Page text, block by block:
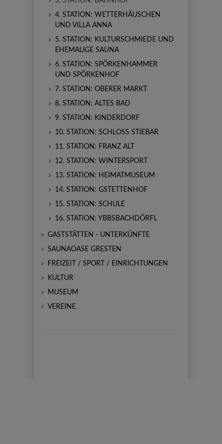
4. STATION: WETTERHÄUSCHEN
UND VILLA ANNA
5. STATION: KULTURSCHMIEDE UND
EHEMALIGE SAUNA
6. STATION: SPÖRKENHAMMER
UND SPÖRKENHOF
7. STATION: OBERER MARKT
8. STATION: ALTES BAD
9. STATION: KINDERDORF
10. STATION: SCHLOSS STIEBAR
11. STATION: FRANZ ALT
12. STATION: WINTERSPORT
13. STATION: HEIMATMUSEUM
14. STATION: GSTETTENHOF
15. STATION: SCHULE
16. STATION: YBBSBACHDÖRFL
GASTSTÄTTEN - UNTERKÜNFTE
SAUNAOASE GRESTEN
FREIZEIT / SPORT / EINRICHTUNGEN
KULTUR
MUSEUM
VEREINE